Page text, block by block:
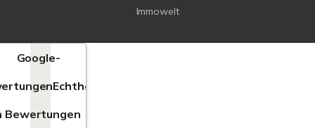
Immowelt
Google-
Echtheit
Bewertungen